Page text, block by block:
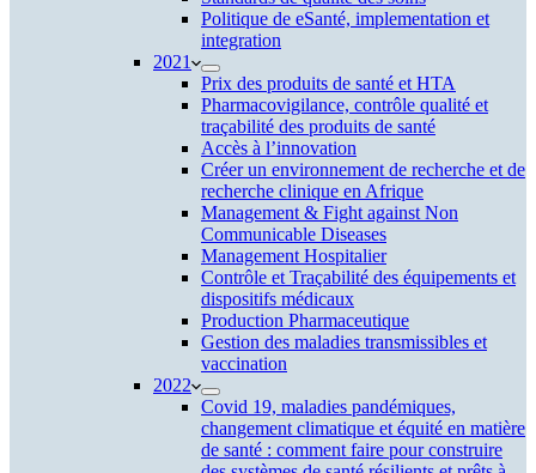
Politique de eSanté, implementation et
integration
2021
Prix des produits de santé et HTA
Pharmacovigilance, contrôle qualité et
traçabilité des produits de santé
Accès à l’innovation
Créer un environnement de recherche et de
recherche clinique en Afrique
Management & Fight against Non
Communicable Diseases
Management Hospitalier
Contrôle et Traçabilité des équipements et
dispositifs médicaux
Production Pharmaceutique
Gestion des maladies transmissibles et
vaccination
2022
Covid 19, maladies pandémiques,
changement climatique et équité en matière
de santé : comment faire pour construire